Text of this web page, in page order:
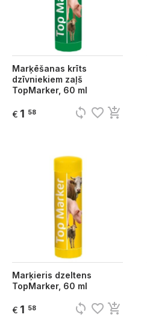
Marķēšanas krīts
dzīvniekiem zaļš
TopMarker, 60 ml
€ 1 58 sync favorite_border add_shopping_cart
Marķieris dzeltens
TopMarker, 60 ml
€ 1 58 sync favorite_border add_shopping_cart